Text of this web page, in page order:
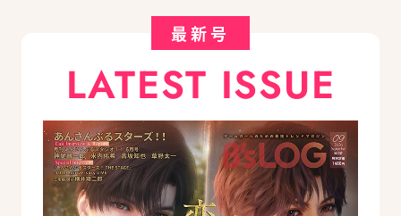
最新号
LATEST ISSUE